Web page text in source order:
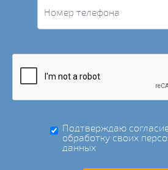
Подтверждаю
обработку своих
данных